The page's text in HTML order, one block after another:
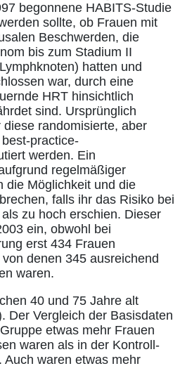
begonnene HABITS-Studie
sollte, ob Frauen mit
Beschwerden, die
bis zum Stadium II
hatten und
war, durch eine
HRT hinsichtlich
sind. Ursprünglich
randomisierte, aber
practice-
werden. Ein
regelmäßiger
die Möglichkeit und die
falls ihr das Risiko bei
zu hoch erschien. Dieser
ein, obwohl bei
erst 434 Frauen
denen 345 ausreichend
waren.
40 und 75 Jahre alt
Der Vergleich der Basisdaten
etwas mehr Frauen
waren als in der Kontroll-
Auch waren etwas mehr